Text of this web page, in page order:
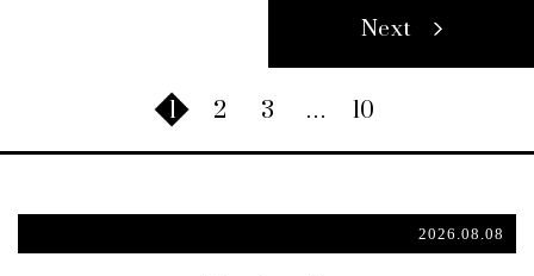
1 2 3 … 10
Next
2026.08.08